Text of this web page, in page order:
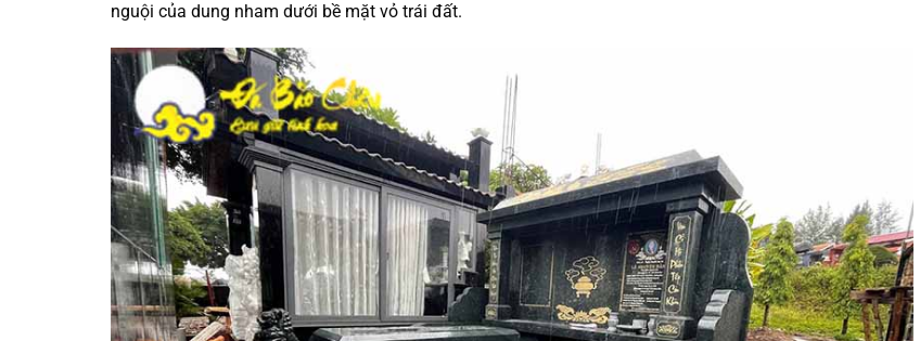
nguội của dung nham dưới bề mặt vỏ trái đất.